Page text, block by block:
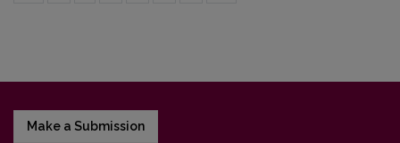
Make a Submission